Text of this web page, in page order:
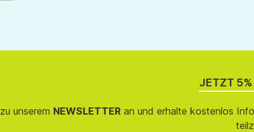
JETZT
zu unserem NEWSLETTERan und erhalte kostenlos